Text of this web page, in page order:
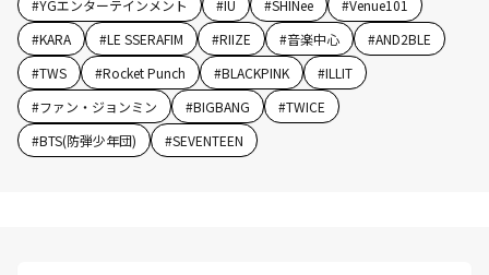
#YGエンターテインメント #IU #SHINee #Venue101
#KARA #LE SSERAFIM #RIIZE #音楽中心 #AND2BLE
#TWS #Rocket Punch #BLACKPINK #ILLIT
#ファン・ジョンミン #BIGBANG #TWICE
#BTS(防弾少年団) #SEVENTEEN